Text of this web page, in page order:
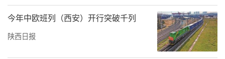
今年中欧班列（西安）开行突破千列
陕西日报